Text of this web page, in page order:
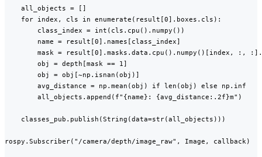
    all_objects = []
    for index, cls in enumerate(result[0].boxes.cls):
        class_index = int(cls.cpu().numpy())
        name = result[0].names[class_index]
mask = result[0].masks.data.cpu().numpy()[index, :,
        obj = depth[mask == 1]
        obj = obj[~np.isnan(obj)]
        avg_distance = np.mean(obj) if len(obj) else np.inf
        all_objects.append(f"{name}: {avg_distance:.2f}m")
    classes_pub.publish(String(data=str(all_objects)))
rospy.Subscriber("/camera/depth/image_raw", Image, callback)